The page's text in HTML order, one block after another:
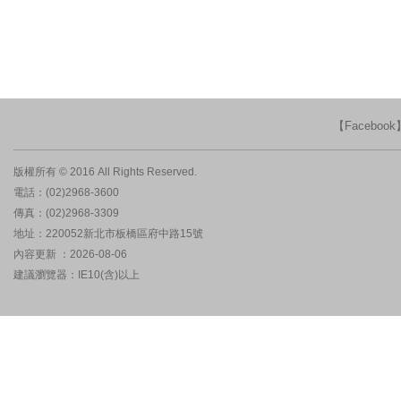
【Facebook
版權所有 © 2016 All Rights Reserved.
電話：(02)2968-3600
傳真：(02)2968-3309
地址：220052新北市板橋區府中路15號
內容更新 ：2026-08-06
建議瀏覽器：IE10(含)以上